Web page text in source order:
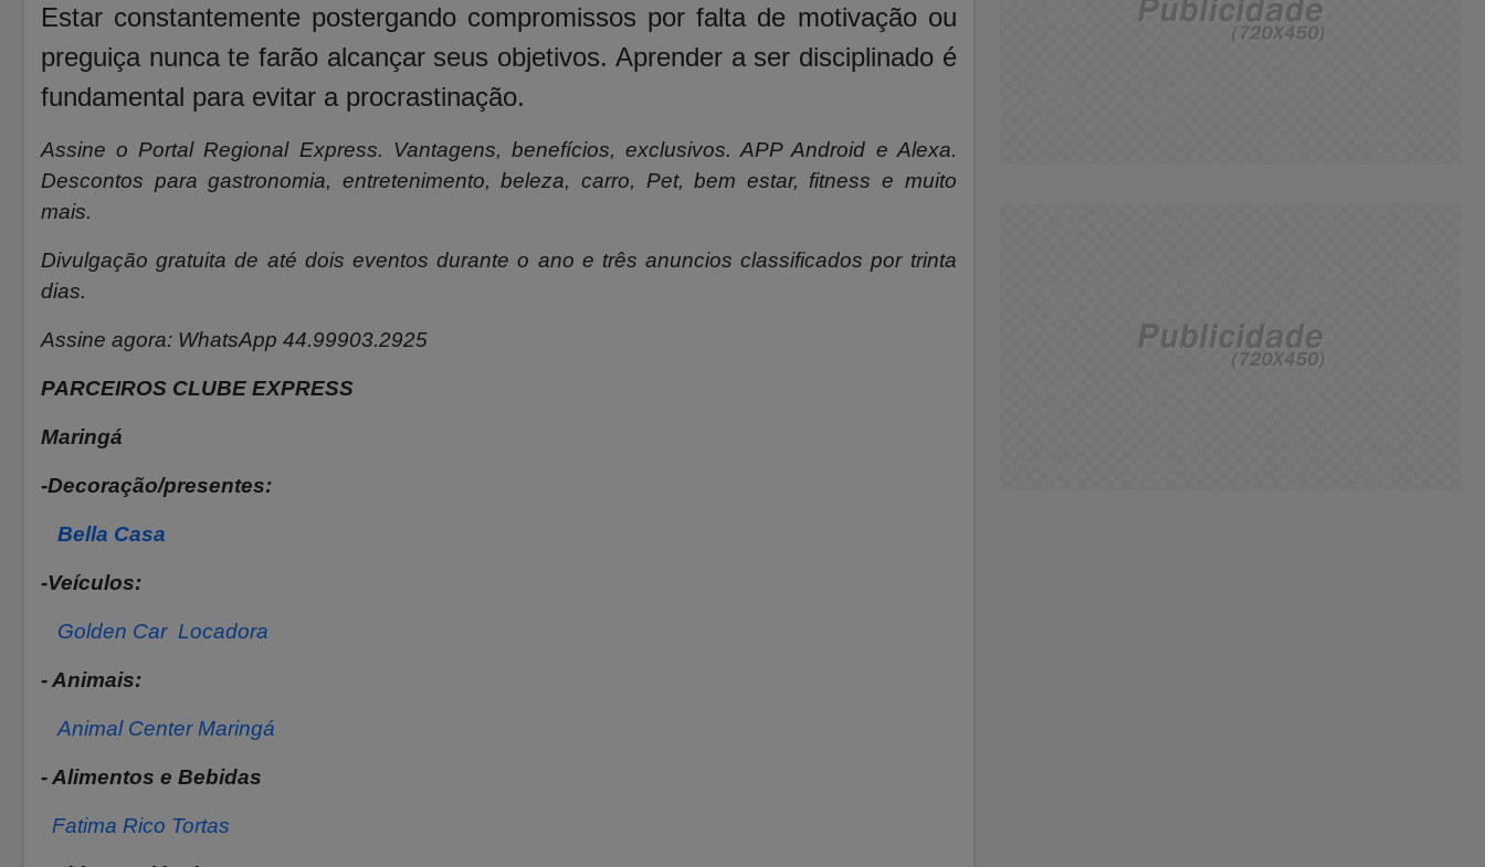
Estar constantemente postergando compromissos por falta de motivação ou
preguiça nunca te farão alcançar seus objetivos. Aprender a ser disciplinado é
fundamental para evitar a procrastinação.
Assine oPortal Regional Express. Vantagens, benefícios, exclusivos. APP Android e Alexa.
Descontos para gastronomia, entretenimento, beleza, carro, Pet, bem estar, fitness e muito
mais.
Divulgação gratuita de até dois eventos durante o ano e três anuncios classificados por trinta
dias.
Assine agora: WhatsApp 44.99903.2925
PARCEIROS CLUBE EXPRESS
Maringá
-Decoração/presentes:
Bella Casa
-Veículos:
Golden Car Locadora
- Animais:
Animal Center Maringá
- Alimentos e Bebidas
Fatima Rico Tortas